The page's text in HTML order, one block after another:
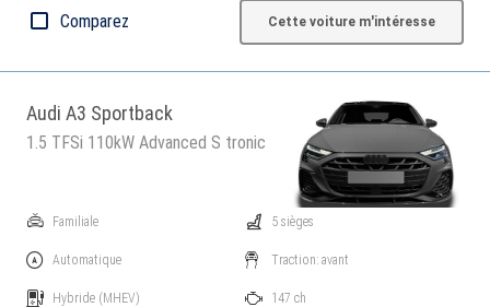
Comparez Cette voiture m'intéresse
Audi A3 Sportback
1.5 TFSi 110kW Advanced S tronic
Familiale
Automatique
Hybride (MHEV)
5 sièges
Traction: avant
147 ch